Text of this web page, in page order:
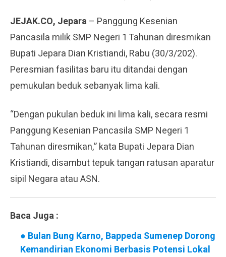
JEJAK.CO, Jepara– Panggung Kesenian
Pancasila milik SMP Negeri 1 Tahunan diresmikan
Bupati Jepara Dian Kristiandi, Rabu (30/3/202).
Peresmian fasilitas baru itu ditandai dengan
pemukulan beduk sebanyak lima kali.
“Dengan pukulan beduk ini lima kali, secara resmi
Panggung Kesenian Pancasila SMP Negeri 1
Tahunan diresmikan,” kata Bupati Jepara Dian
Kristiandi, disambut tepuk tangan ratusan aparatur
sipil Negara atau ASN.
Baca Juga :
● Bulan Bung Karno, Bappeda Sumenep Dorong
Kemandirian Ekonomi Berbasis Potensi Lokal